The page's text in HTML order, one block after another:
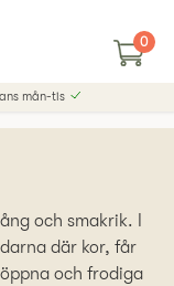
0
mån-tis
och smakrik. I
där kor, får
och frodiga